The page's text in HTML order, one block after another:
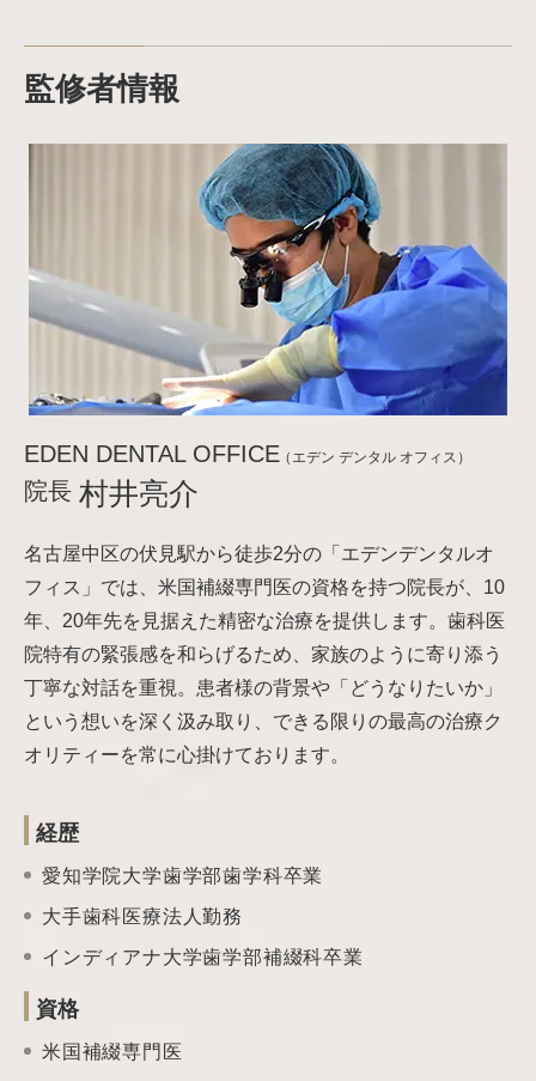
監修者情報
EDEN DENTAL OFFICE（エデン デンタル オフィス）
院長 村井亮介
名古屋中区の伏見駅から徒歩2分の「エデンデンタルオ
フィス」では、米国補綴専門医の資格を持つ院長が、10
年、20年先を見据えた精密な治療を提供します。歯科医
院特有の緊張感を和らげるため、家族のように寄り添う
丁寧な対話を重視。患者様の背景や「どうなりたいか」
という想いを深く汲み取り、できる限りの最高の治療ク
オリティーを常に心掛けております。
経歴
愛知学院大学歯学部歯学科卒業
大手歯科医療法人勤務
インディアナ大学歯学部補綴科卒業
資格
米国補綴専門医